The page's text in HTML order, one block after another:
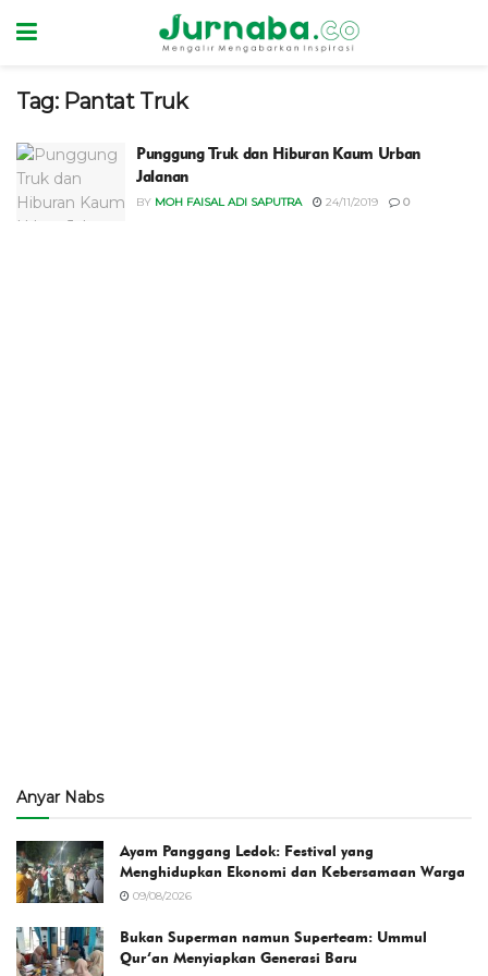
Tag: Pantat Truk
Punggung Truk dan Hiburan Kaum Urban
Jalanan
BY MOH FAISAL ADI SAPUTRA 24/11/2019 0
Anyar Nabs
Ayam Panggang Ledok: Festival yang
Menghidupkan Ekonomi dan Kebersamaan Warga
09/08/2026
Bukan Superman namun Superteam: Ummul
Qur’an Menyiapkan Generasi Baru